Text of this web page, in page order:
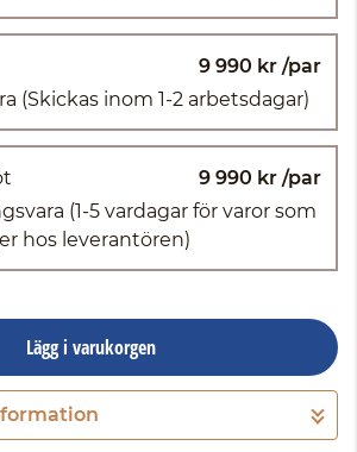
9 990 kr /par
(Skickas inom 1-2 arbetsdagar)
9 990 kr /par
(1-5 vardagar för varor som
hos leverantören)
Lägg i varukorgen
Gå till kassan